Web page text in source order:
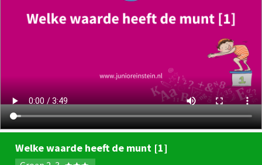
Welke waarde heeft de munt [1]